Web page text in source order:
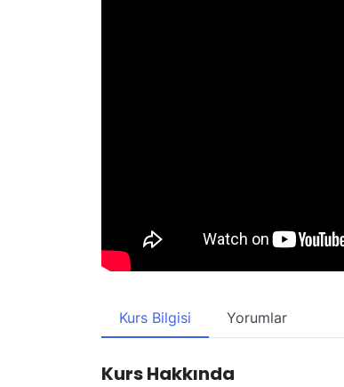
Kurs Bilgisi Yorumlar
Kurs Hakkında